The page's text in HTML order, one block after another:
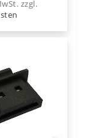
zzgl.